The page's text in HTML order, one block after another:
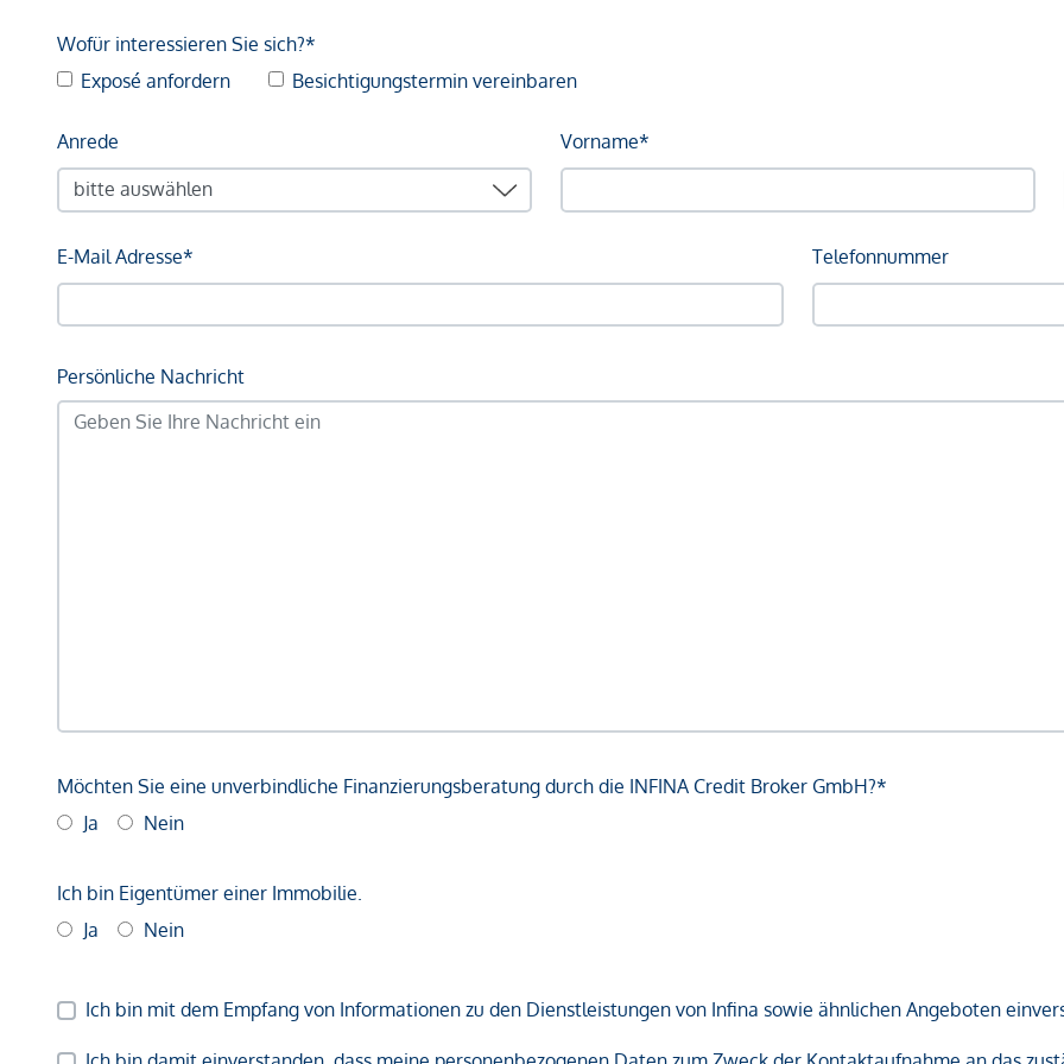
Wofür interessieren Sie sich?*
Exposé anfordern
Besichtigungstermin vereinbaren
Anrede Vorname*
E-Mail Adresse* Telefonnummer
Persönliche Nachricht
Möchten Sie eine unverbindliche Finanzierungsberatung durch die INFINA Credit Broker GmbH?*
Ja
Nein
Ich bin Eigentümer einer Immobilie.
Ja
Nein
Ich bin mit dem Empfang von Informationen zu den Dienstleistungen von Infina sowie ähnlichen Angeboten